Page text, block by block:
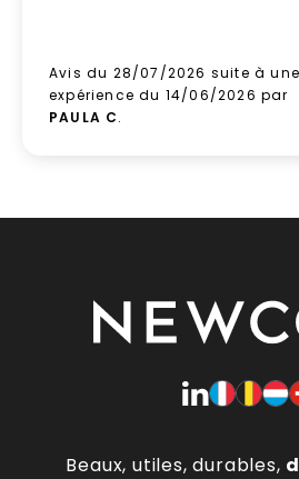
Avis du 28/07/2026 suite à une
expérience du 14/06/2026 par
PAULA C.
Beaux, utiles, durables,